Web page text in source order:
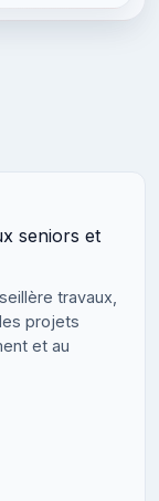
seniors et
travaux,
projets
et au